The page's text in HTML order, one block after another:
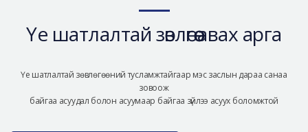
Үе шатлалтай зөвлөгөө авах арга
Үе шатлалтай зөвлөгөөний тусламжтайгаар мэс заслын дараа санаа
зовоож
байгаа асуудал болон асуумаар байгаа зүйлээ асуух боломжтой